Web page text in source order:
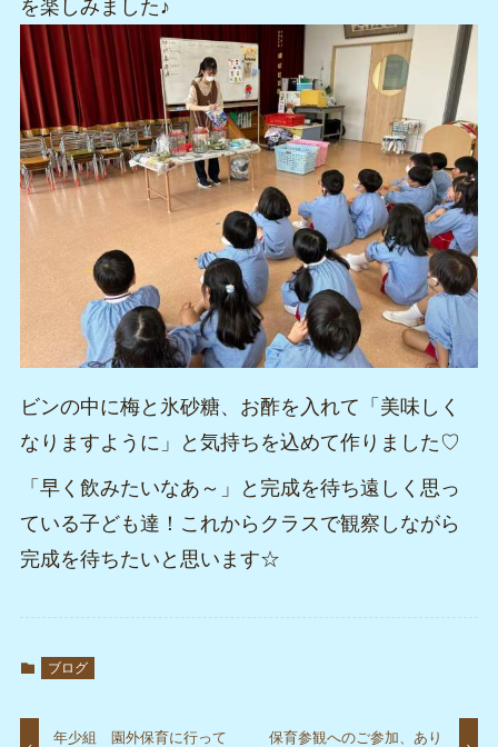
を楽しみました♪
ビンの中に梅と氷砂糖、お酢を入れて「美味しく
なりますように」と気持ちを込めて作りました♡
「早く飲みたいなあ～」と完成を待ち遠しく思っ
ている子ども達！これからクラスで観察しながら
完成を待ちたいと思います☆
ブログ
年少組 園外保育に行って
保育参観へのご参加、あり